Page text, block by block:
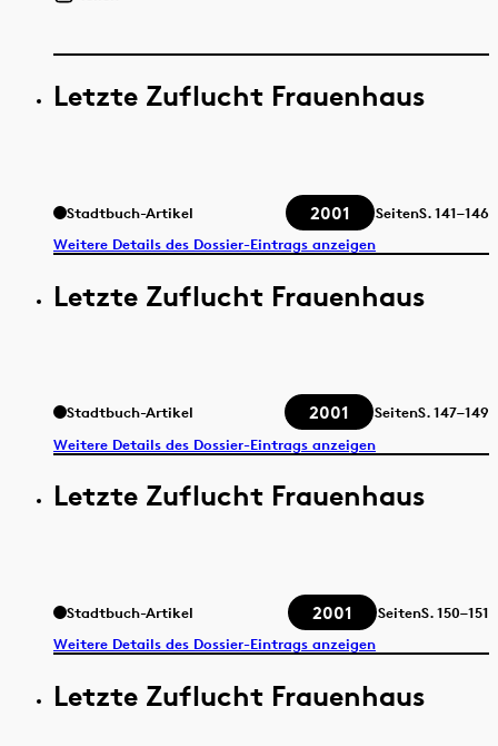
Letzte Zuflucht Frauenhaus
Stadtbuch-Artikel 2001 SeitenS.141–146
Weitere Details des Dossier-Eintrags anzeigen
Letzte Zuflucht Frauenhaus
Stadtbuch-Artikel 2001 SeitenS.147–149
Weitere Details des Dossier-Eintrags anzeigen
Letzte Zuflucht Frauenhaus
Stadtbuch-Artikel 2001 SeitenS.150–151
Weitere Details des Dossier-Eintrags anzeigen
Letzte Zuflucht Frauenhaus